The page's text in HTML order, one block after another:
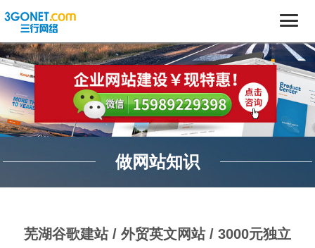
做网站知识
芜湖谷歌建站 / 外贸英文网站 / 3000元独立